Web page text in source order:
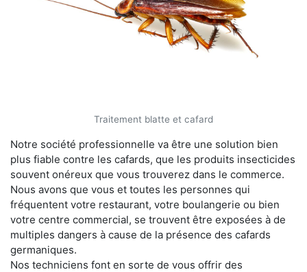
Traitement blatte et cafard
Notre société professionnelle va être une solution bien
plus fiable contre les cafards, que les produits insecticides
souvent onéreux que vous trouverez dans le commerce.
Nous avons que vous et toutes les personnes qui
fréquentent votre restaurant, votre boulangerie ou bien
votre centre commercial, se trouvent être exposées à de
multiples dangers à cause de la présence des cafards
germaniques.
Nos techniciens font en sorte de vous offrir des